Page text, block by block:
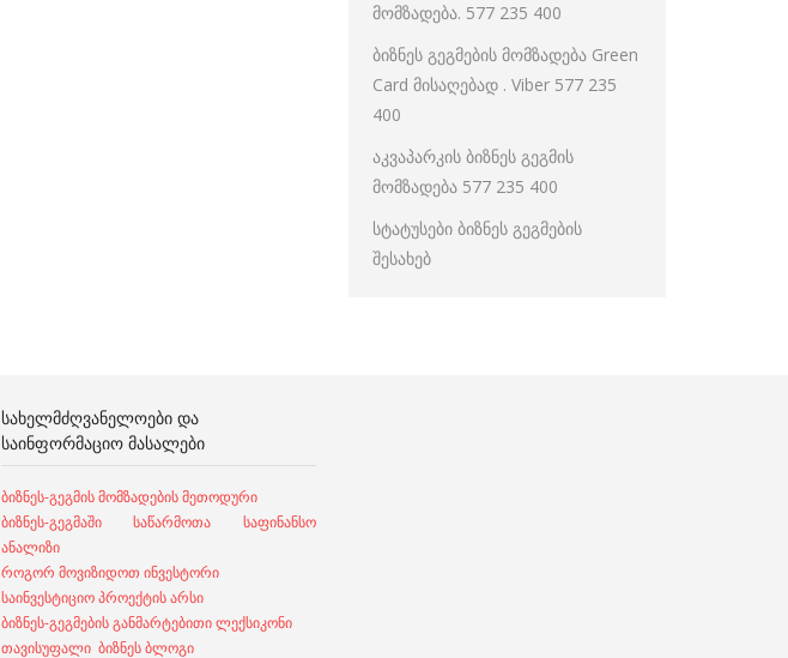
მომზადება. 577 235 400
ბიზნეს გეგმების მომზადება Green
Card მისაღებად . Viber 577 235
400
აკვაპარკის ბიზნეს გეგმის
მომზადება 577 235 400
სტატუსები ბიზნეს გეგმების
შესახებ
ᲡᲐᲮᲔᲚᲛᲫᲦᲕᲐᲜᲔᲚᲝᲔᲑᲘ ᲓᲐ
ᲡᲐᲘᲜᲤᲝᲠᲛᲐᲪᲘᲝ ᲛᲐᲡᲐᲚᲔᲑᲘ
ბიზნეს-გეგმის მომზადების მეთოდური
ბიზნეს-გეგმაში საწარმოთა საფინანსო
ანალიზი
როგორ მოვიზიდოთ ინვესტორი
საინვესტიციო პროექტის არსი
ბიზნეს-გეგმების განმარტებითი ლექსიკონი
თავისუფალი ბიზნეს ბლოგი